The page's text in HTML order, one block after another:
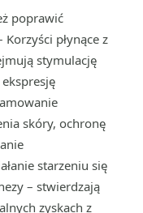
poprawić
płynące z
stymulację
skóry, ochronę
starzeniu się
– stwierdzają
zyskach z